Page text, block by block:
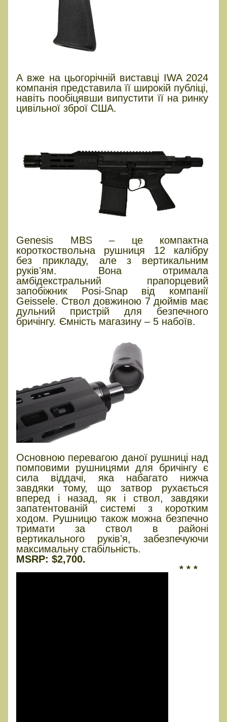
А вже на цьогорічній виставці IWA 2024
компанія представила її широкій публіці,
навіть пообіцявши випустити її на ринку
цивільної зброї США.
Genesis MBS – це компактна
короткоствольна рушниця 12 калібру
без прикладу, але з вертикальним
руківʼям. Вона отримала
амбідекстральний прапорцевий
запобіжник Posi-Snap від компанії
Geissele. Ствол довжиною 7 дюймів має
дульний пристрій для безпечного
бричінгу. Ємність магазину – 5 набоїв.
Основною перевагою даної рушниці над
помповими рушницями для бричінгу є
сила віддачі, яка набагато нижча
завдяки тому, що затвор рухається
вперед і назад, як і ствол, завдяки
запатентованій системі з коротким
ходом. Рушницю також можна безпечно
тримати за ствол в районі
вертикального руківʼя, забезпечуючи
максимальну стабільність.
MSRP: $2,700.
* * *